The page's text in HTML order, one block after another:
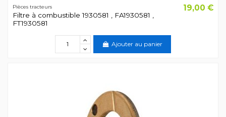
Pièces tracteurs
Filtre à combustible 1930581 , FA1930581 ,
FT1930581
19,00 €
Ajouter au panier